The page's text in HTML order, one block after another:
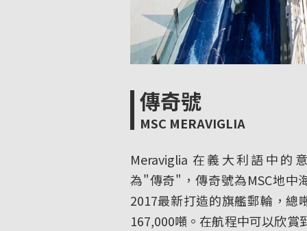
傳奇號
MSC MERAVIGLIA
Meraviglia 在義大利語中的
為"傳奇"，傳奇號為MSC地中
2017最新打造的旗艦郵輪，總
167,000噸。在航程中可以欣賞